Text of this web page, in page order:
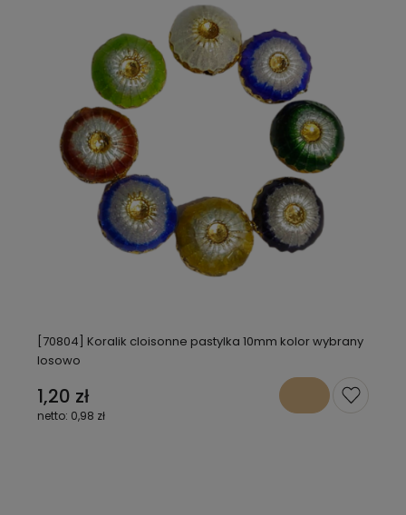
[70804] Koralik cloisonne pastylka 10mm kolor wybrany
losowo
1,20 zł
0,98 zł